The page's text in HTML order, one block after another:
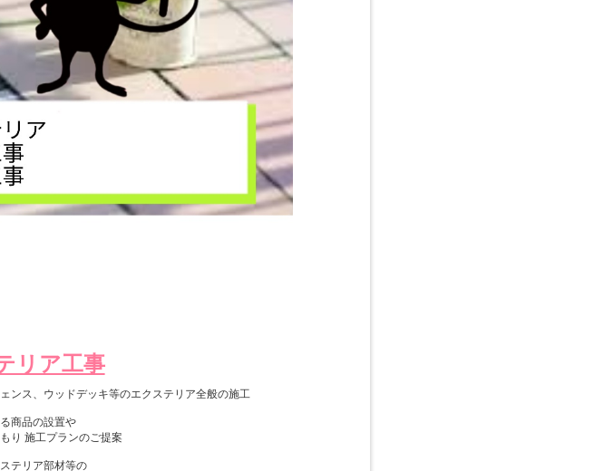
リア工事
ンス、ウッドデッキ等のエクステリア全般の施工
商品の設置や
り 施工プランのご提案
テリア部材等の